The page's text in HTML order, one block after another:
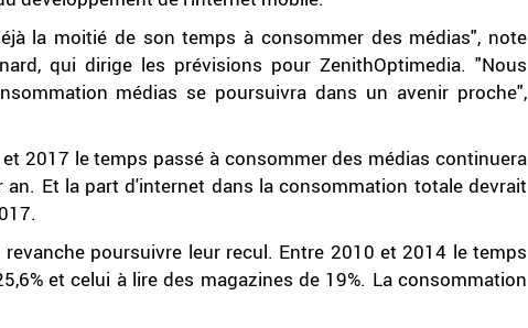
la moitié de son temps à consommer des médias", note
qui dirige les prévisions pour ZenithOptimedia. "Nous
médias se poursuivra dans un avenir proche",
2017 le temps passé à consommer des médias continuera
an. Et la part d'internet dans la consommation totale devrait
poursuivre leur recul. Entre 2010 et 2014 le temps
et celui à lire des magazines de 19%. La consommation